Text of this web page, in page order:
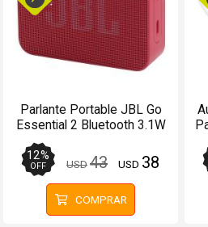
Parlante Portable JBL Go
Essential 2 Bluetooth 3.1W
12%
OFF USD43 USD 38
COMPRAR